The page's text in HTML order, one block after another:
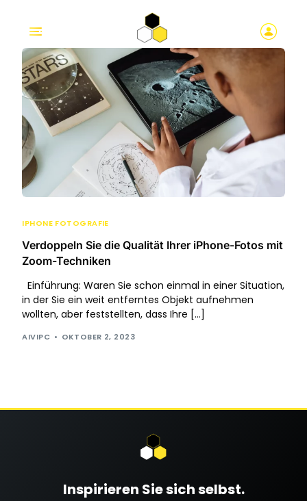
IPHONE FOTOGRAFIE
Verdoppeln Sie die Qualität Ihrer iPhone-Fotos mit
Zoom-Techniken
Einführung: Waren Sie schon einmal in einer Situation,
in der Sie ein weit entferntes Objekt aufnehmen
wollten, aber feststellten, dass Ihre […]
AIVIPC OKTOBER 2, 2023
Inspirieren Sie sich selbst.